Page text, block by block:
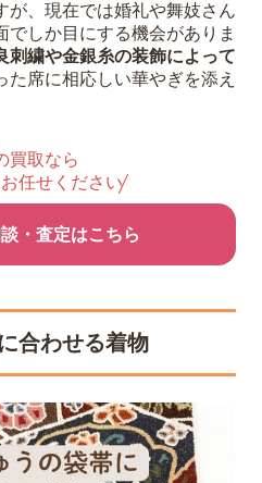
が、現在では婚礼や舞妓さん
しか目にする機会がありま
刺繍や金銀糸の装飾によって
た席に相応しい華やぎを添え
買取なら
任せください
・査定はこちら
合わせる着物